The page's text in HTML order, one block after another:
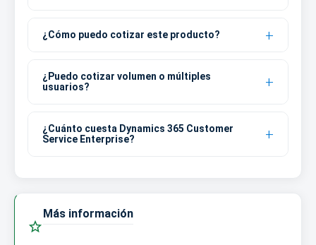
¿Cómo puedo cotizar este producto?
¿Puedo cotizar volumen o múltiples
usuarios?
¿Cuánto cuesta Dynamics 365 Customer
Service Enterprise?

Más información